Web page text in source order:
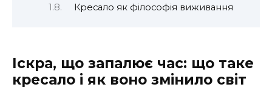
Кресало як філософія виживання
Іскра, що запалює час: що таке
кресало і як воно змінило світ